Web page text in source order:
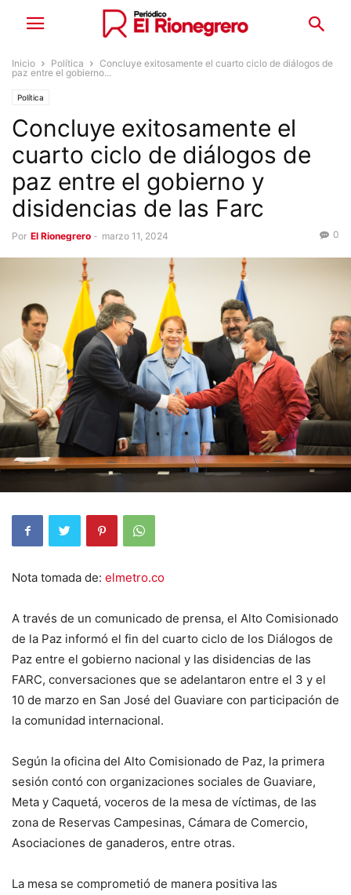
Inicio Política
Concluye exitosamente el cuarto ciclo de diálogos de
paz entre el gobierno...
Política
Concluye exitosamente el
cuarto ciclo de diálogos de
paz entre el gobierno y
disidencias de las Farc
Por El Rionegrero - marzo 11, 2024 0
Nota tomada de: elmetro.co
A través de un comunicado de prensa, el Alto Comisionado
de la Paz informó el fin del cuarto ciclo de los Diálogos de
Paz entre el gobierno nacional y las disidencias de las
FARC, conversaciones que se adelantaron entre el 3 y el
10 de marzo en San José del Guaviare con participación de
la comunidad internacional.
Según la oficina del Alto Comisionado de Paz, la primera
sesión contó con organizaciones sociales de Guaviare,
Meta y Caquetá, voceros de la mesa de víctimas, de las
zona de Reservas Campesinas, Cámara de Comercio,
Asociaciones de ganaderos, entre otras.
La mesa se comprometió de manera positiva las